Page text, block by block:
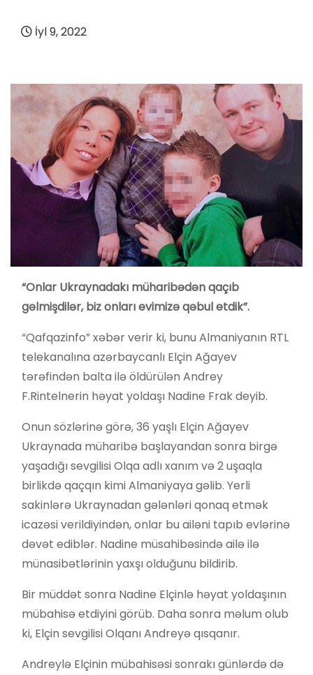
İyl 9, 2022
“Onlar Ukraynadakı müharibədən qaçıb
gəlmişdilər, biz onları evimizə qəbul etdik”.
“Qafqazinfo” xəbər verir ki, bunu Almaniyanın RTL
telekanalına azərbaycanlı Elçin Ağayev
tərəfindən balta ilə öldürülən Andrey
F.Rintelnerin həyat yoldaşı Nadine Frak deyib.
Onun sözlərinə görə, 36 yaşlı Elçin Ağayev
Ukraynada müharibə başlayandan sonra birgə
yaşadığı sevgilisi Olqa adlı xanım və 2 uşaqla
birlikdə qaçqın kimi Almaniyaya gəlib. Yerli
sakinlərə Ukraynadan gələnləri qonaq etmək
icazəsi verildiyindən, onlar bu ailəni tapıb evlərinə
dəvət ediblər. Nadine müsahibəsində ailə ilə
münasibətlərinin yaxşı olduğunu bildirib.
Bir müddət sonra Nadine Elçinlə həyat yoldaşının
mübahisə etdiyini görüb. Daha sonra məlum olub
ki, Elçin sevgilisi Olqanı Andreyə qısqanır.
Andreylə Elçinin mübahisəsi sonrakı günlərdə də